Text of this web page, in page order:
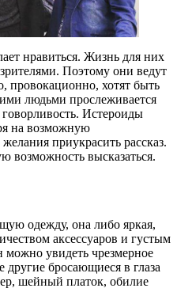
нравиться. Жизнь для них
Поэтому они ведут
провокационно, хотят быть
людьми прослеживается
Истероиды
на возможную
приукрасить рассказ.
возможность высказаться.
одежду, она либо яркая,
аксессуаров и густым
увидеть чрезмерное
бросающиеся в глаза
шейный платок, обилие